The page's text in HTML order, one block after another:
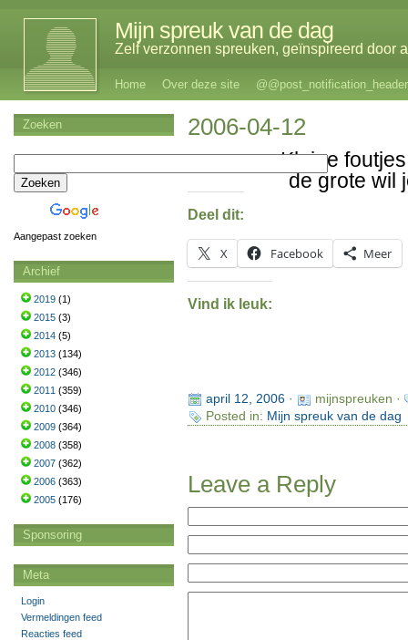
Mijn spreuk van de dag
Zelf verzonnen spreuken, geïnspireerd door
Home Over deze site @@post_notification_header
2006-04-12
Kleine
de grote wil
Deel dit:
X Facebook Meer
Vind ik leuk:
april 12, 2006·
mijnspreuken ·
Posted in: Mijn spreuk van de dag
Leave a Reply
Zoeken
Aangepast zoeken
Archief
2019 (1)
2015 (3)
2014 (5)
2013 (134)
2012 (346)
2011 (359)
2010 (346)
2009 (364)
2008 (358)
2007 (362)
2006 (363)
2005 (176)
Sponsoring
Meta
Login
Vermeldingen feed
Reacties feed